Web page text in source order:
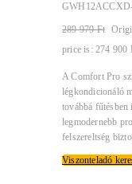
289 979Ft
price is: 274 900
A Comfort Pro
légkondicionáló
továbbá fűtésben
legmodernebb
felszereltség
Viszonteladó